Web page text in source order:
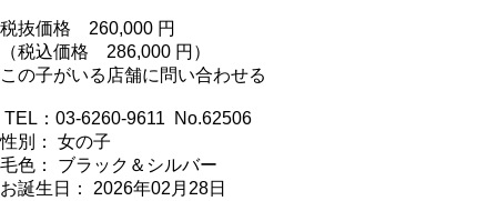
税抜価格 260,000 円
（税込価格 286,000 円）
この子がいる店舗に問い合わせる
TEL：03-6260-9611 No.62506
性別： 女の子
毛色： ブラック＆シルバー
お誕生日： 2026年02月28日